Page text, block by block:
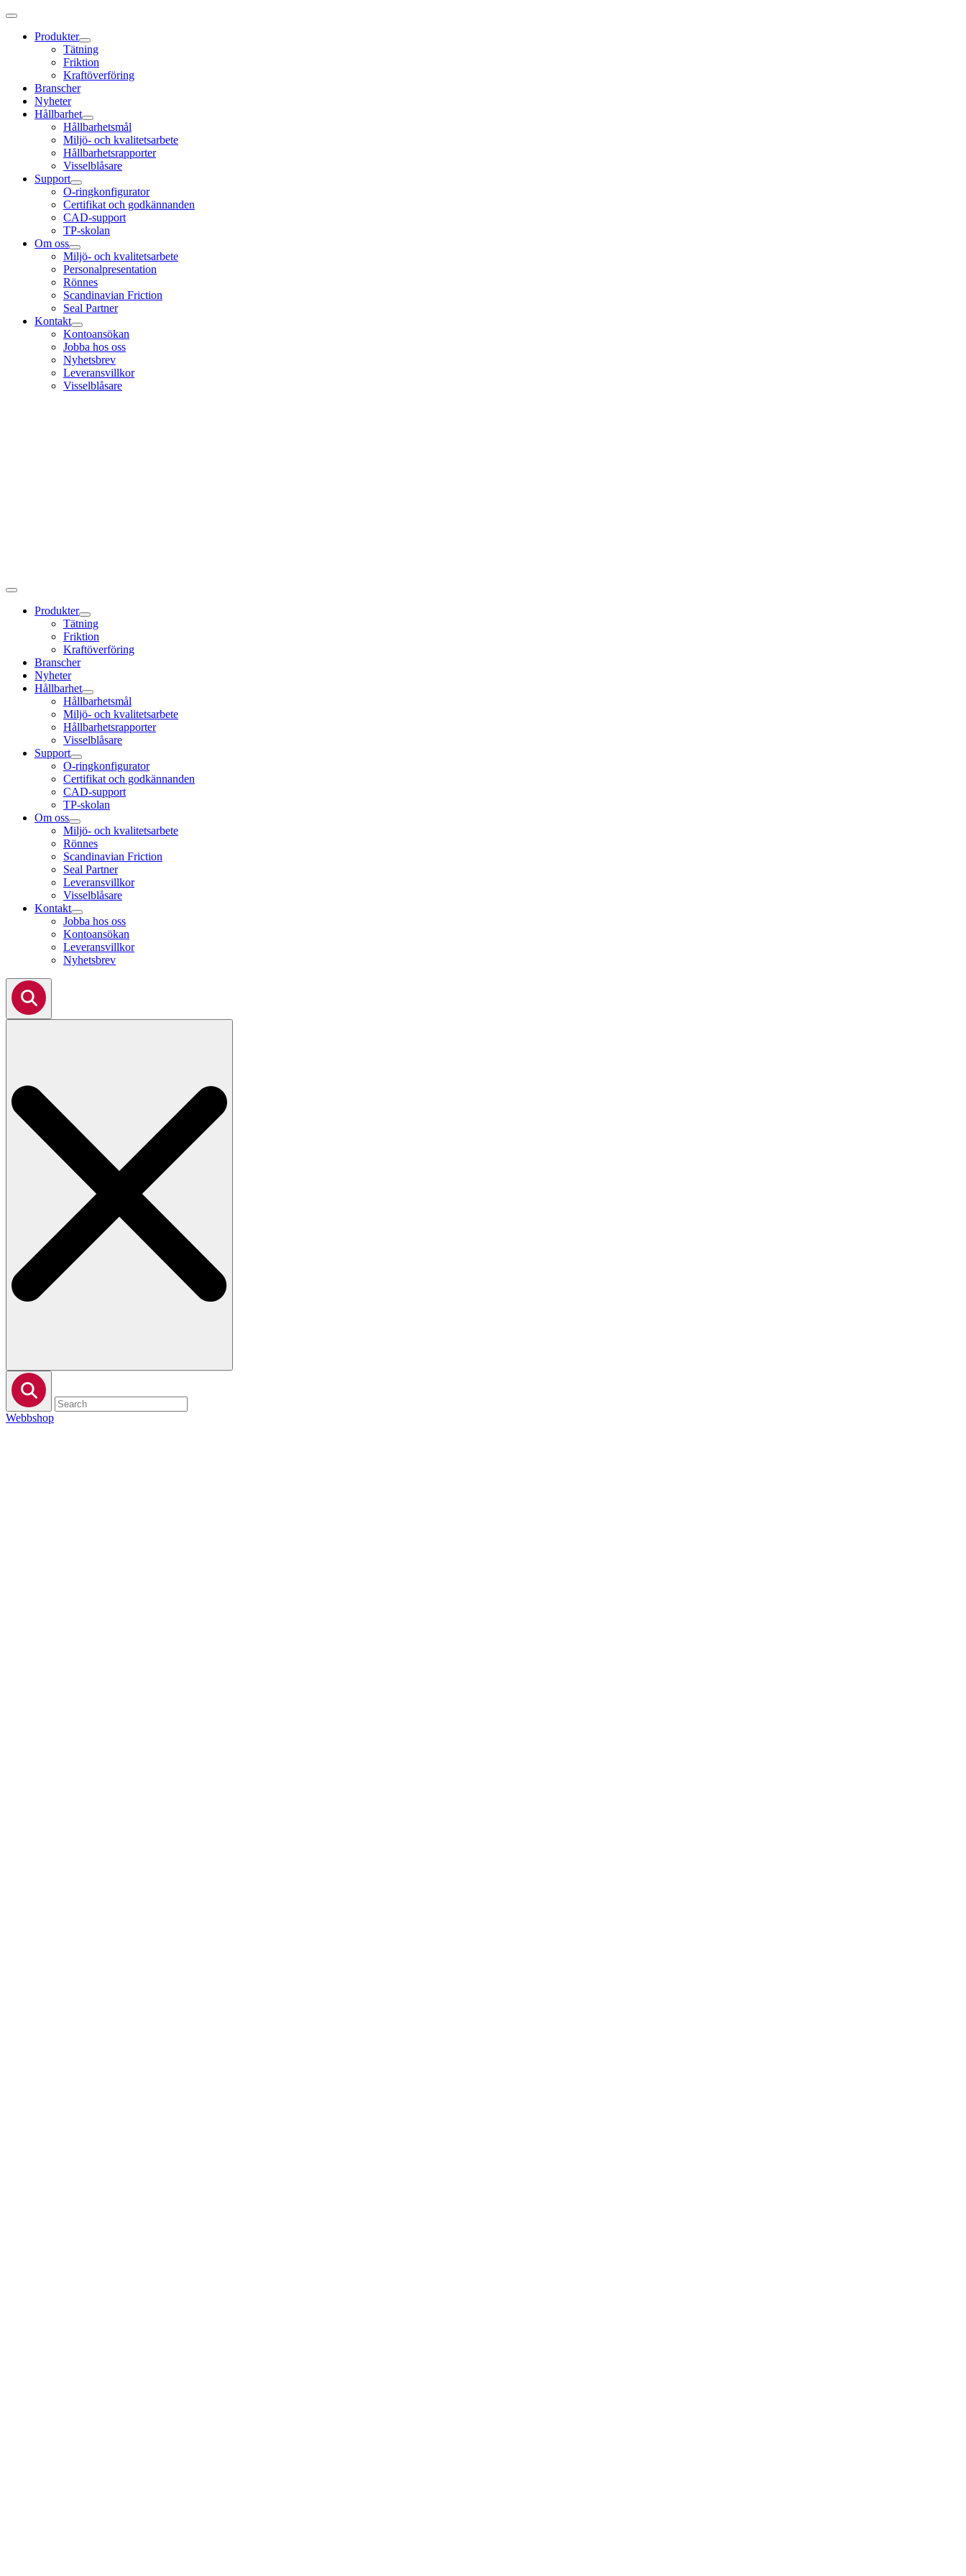
Produkter
Tätning
Friktion
Kraftöverföring
Branscher
Nyheter
Hållbarhet
Hållbarhetsmål
Miljö- och kvalitetsarbete
Hållbarhetsrapporter
Visselblåsare
Support
O-ringkonfigurator
Certifikat och godkännanden
CAD-support
TP-skolan
Om oss
Miljö- och kvalitetsarbete
Personalpresentation
Rönnes
Scandinavian Friction
Seal Partner
Kontakt
Kontoansökan
Jobba hos oss
Nyhetsbrev
Leveransvillkor
Visselblåsare
Produkter
Tätning
Friktion
Kraftöverföring
Branscher
Nyheter
Hållbarhet
Hållbarhetsmål
Miljö- och kvalitetsarbete
Hållbarhetsrapporter
Visselblåsare
Support
O-ringkonfigurator
Certifikat och godkännanden
CAD-support
TP-skolan
Om oss
Miljö- och kvalitetsarbete
Rönnes
Scandinavian Friction
Seal Partner
Leveransvillkor
Visselblåsare
Kontakt
Jobba hos oss
Kontoansökan
Leveransvillkor
Nyhetsbrev
Search
Webbshop